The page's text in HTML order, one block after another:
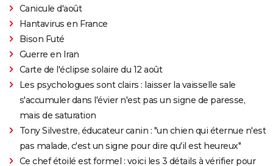
Canicule d'août
Hantavirus en France
Bison Futé
Guerre en Iran
Carte de l'éclipse solaire du 12 août
Les psychologues sont clairs : laisser la vaisselle sale
s'accumuler dans l'évier n'est pas un signe de paresse,
mais de saturation
Tony Silvestre, éducateur canin : "un chien qui éternue n'est
pas malade, c'est un signe pour dire qu'il est heureux"
Ce chef étoilé est formel : voici les 3 détails à vérifier pour